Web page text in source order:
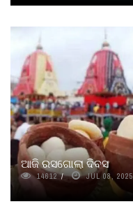
ଆଜି ରସଗୋଲା ଦିବସ
14612 JUL 08, 2025